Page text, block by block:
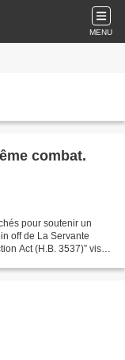
MENU
combat.
pour soutenir un
off de La Servante
Act (H.B. 3537)” vise